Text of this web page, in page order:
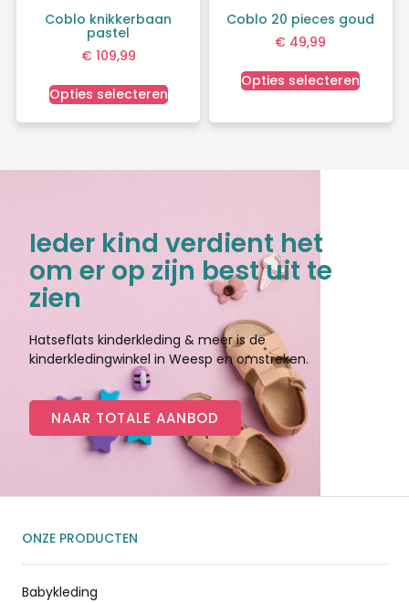
Coblo knikkerbaan
pastel
€109,99
Opties selecteren
Coblo 20 pieces goud
€ 49,99
Opties selecteren
Ieder kind verdient het
om er op zijn best uit te
zien
Hatseflats kinderkleding & meer is de
kinderkledingwinkel in Weesp en omstreken.
NAAR TOTALE AANBOD
ONZE PRODUCTEN
Babykleding